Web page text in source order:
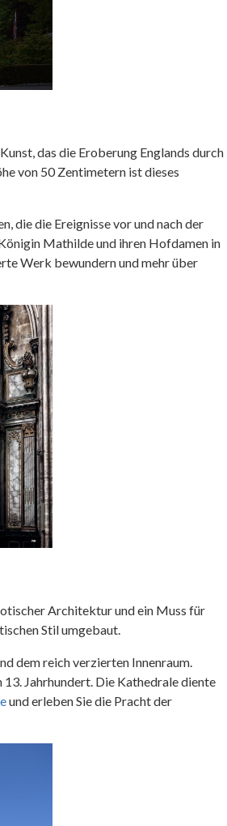
das die Eroberung Englands durch
von 50 Zentimetern ist dieses
die die Ereignisse vor und nach der
Mathilde und ihren Hofdamen in
Werk bewundern und mehr über
Architektur und ein Muss für
Stil umgebaut.
dem reich verzierten Innenraum.
Jahrhundert. Die Kathedrale diente
und erleben Sie die Pracht der